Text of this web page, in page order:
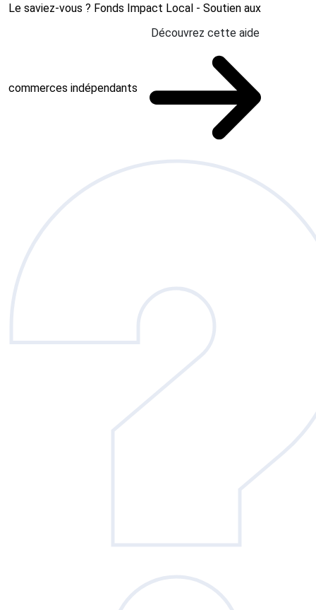
Le saviez-vous ? Fonds Impact Local - Soutien aux
commerces indépendants
Découvrez cette aide